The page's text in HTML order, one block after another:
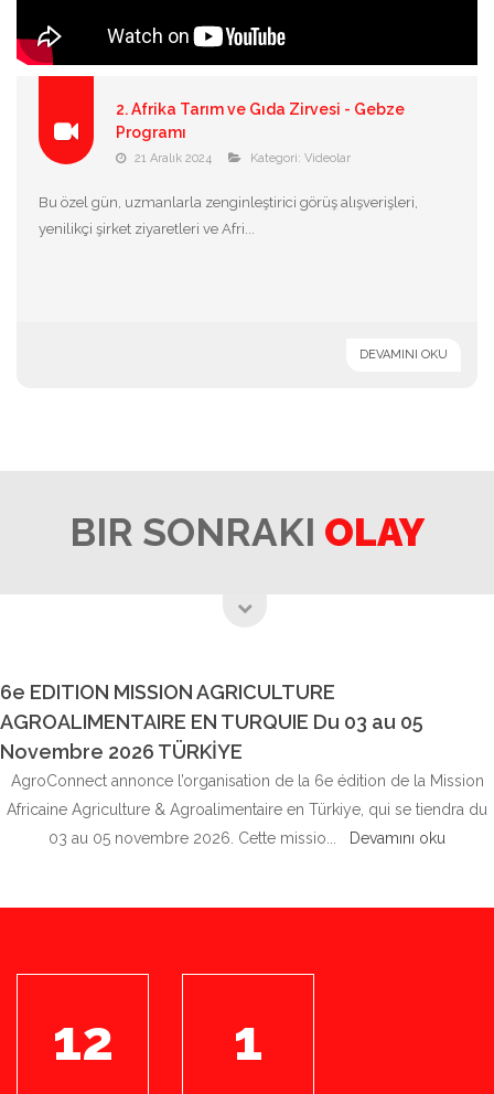
2. Afrika Tarım ve Gıda Zirvesi - Gebze
Programı
21 Aralık 2024 Kategori: Videolar
Bu özel gün, uzmanlarla zenginleştirici görüş alışverişleri,
yenilikçi şirket ziyaretleri ve Afri...
DEVAMINI OKU
BIR SONRAKI OLAY
6e EDITION MISSION AGRICULTURE
AGROALIMENTAIRE EN TURQUIE Du 03 au 05
Novembre 2026 TÜRKİYE
AgroConnect annonce l’organisation de la 6e édition de la Mission
Africaine Agriculture & Agroalimentaire en Türkiye, qui se tiendra du
03 au 05 novembre 2026. Cette missio...
Devamını oku
12 1